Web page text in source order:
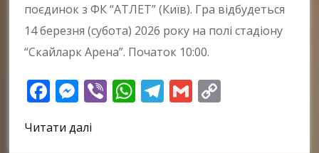
поєдинок з ФК “АТЛЕТ” (Київ). Гра відбудеться
14 березня (субота) 2026 року на полі стадіону
“Скайларк Арена”. Початок 10:00.
Facebook
Messenger
ViberWhatsApp
Telegram
Gmail
Читати далі